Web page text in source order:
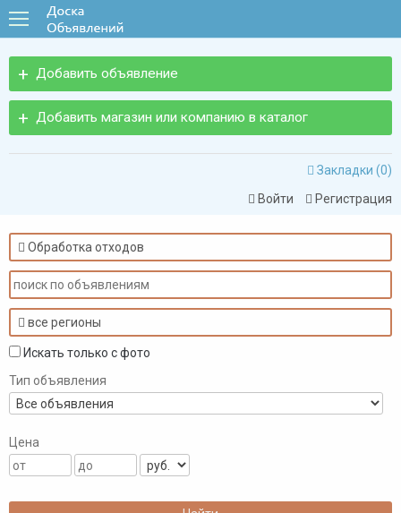
Добавить объявление
Добавить магазин или компанию в каталог
 Закладки (0)
 Войти  Регистрация
 Обработка отходов
 все регионы
Искать только с фото
Тип объявления
Цена